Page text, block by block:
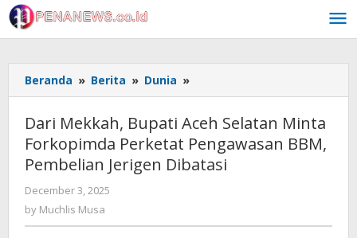
Skip
to
content
Beranda » Berita » Dunia »
Mekkah,
Aceh
Selatan
Minta
BBM,
Dari Mekkah, Bupati Aceh Selatan Minta
Forkopimda Perketat Pengawasan BBM,
Pembelian Jerigen Dibatasi
December 3, 2025
by Muchlis Musa